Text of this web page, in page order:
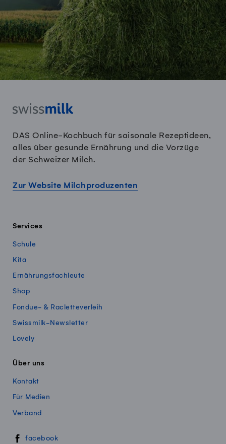
DAS Online-Kochbuch für saisonale Rezeptideen,
alles über gesunde Ernährung und die Vorzüge
der Schweizer Milch.
Zur Website Milchproduzenten
Services
Schule
Kita
Ernährungsfachleute
Shop
Fondue- & Racletteverleih
Swissmilk-Newsletter
Lovely
Über uns
Kontakt
Für Medien
Verband
Swissmillk auf Social Media
facebook